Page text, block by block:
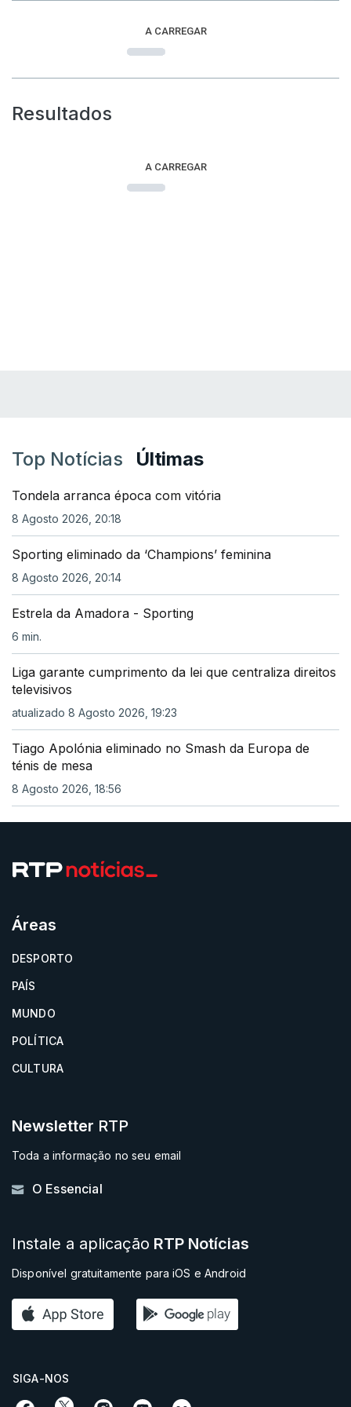
A CARREGAR
Resultados
A CARREGAR
Top Notícias Últimas
Tondela arranca época com vitória
8 Agosto 2026, 20:18
Sporting eliminado da ‘Champions’ feminina
8 Agosto 2026, 20:14
Estrela da Amadora - Sporting
6 min.
Liga garante cumprimento da lei que centraliza direitos
televisivos
atualizado 8 Agosto 2026, 19:23
Tiago Apolónia eliminado no Smash da Europa de
ténis de mesa
8 Agosto 2026, 18:56
Áreas
DESPORTO
PAÍS
MUNDO
POLÍTICA
CULTURA
Newsletter RTP
Toda a informação no seu email
O Essencial
Instale a aplicação RTP Notícias
Disponível gratuitamente para iOS e Android
SIGA-NOS